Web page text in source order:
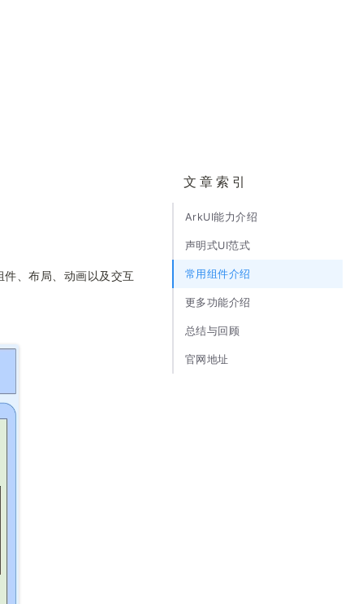
文章索引
ArkUI能力介绍
声明式UI范式
常用组件介绍
更多功能介绍
总结与回顾
官网地址
、布局、动画以及交互